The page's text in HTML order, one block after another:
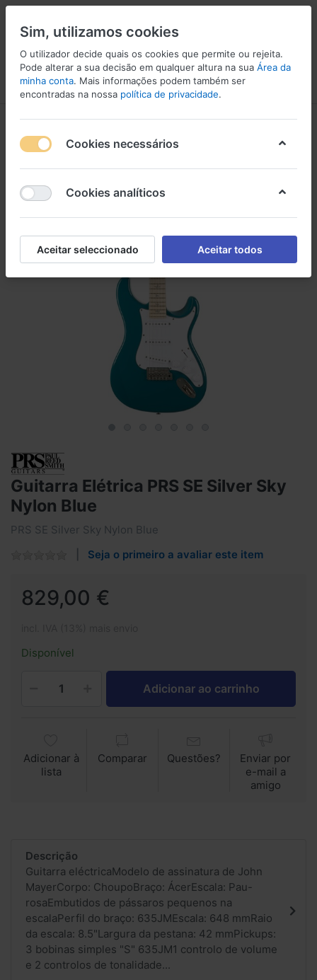
Menu Iniciar sessão Comparar Lista de Desejos
Guitarra Elétrica PRS SE Silver Sky
Nylon Blue
PRS SE Silver Sky Nylon Blue
Seja o primeiro a avaliar este item
829,00 €
Disponível
Adicionar ao carrinho
Adicionar à
lista
Comparar Questões?
Enviar por
e-mail a
amigo
Descrição
Guitarra eléctricaModelo de assinatura de John
MayerCorpo: ChoupoBraço: ÁcerEscala: Pau-
rosaEmbutidos de pássaros pequenos na
escalaPerfil do braço: 635JMEscala: 648 mmRaio
da escala: 8.5"Largura da pestana: 42 mmPickups:
3 bobinas simples "S" 635JM1 controlo de volume
e 2 controlos de tonalidade...
Sim, utilizamos cookies
O utilizador decide quais os cookies que permite ou rejeita.
Pode alterar a sua decisão em qualquer altura na sua Área da
minha conta. Mais informações podem também ser
encontradas na nossa política de privacidade.
Cookies necessários
Cookies analíticos
Aceitar seleccionado Aceitar todos